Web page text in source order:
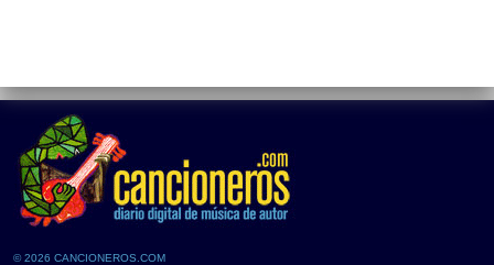
© 2026 CANCIONEROS.COM